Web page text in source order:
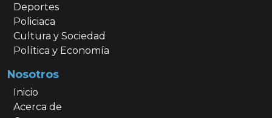
Deportes
Policiaca
Cultura y Sociedad
Política y Economía
Nosotros
Inicio
Acerca de